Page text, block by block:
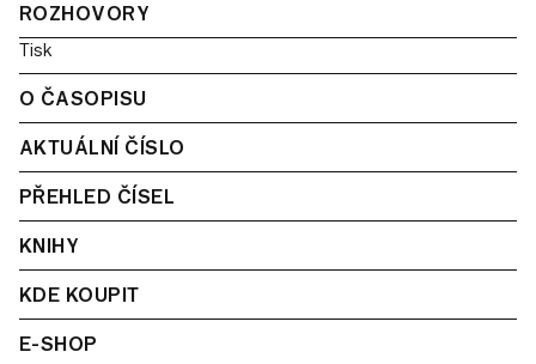
ROZHOVORY
Tisk
O ČASOPISU
AKTUÁLNÍ ČÍSLO
PŘEHLED ČÍSEL
KNIHY
KDE KOUPIT
E-SHOP